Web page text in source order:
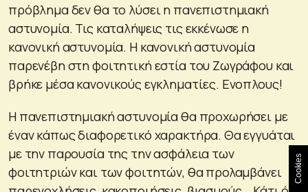
πρόβλημα δεν θα το λύσει η πανεπιστημιακή
αστυνομία. Τις καταλήψεις τις εκκένωσε η
κανονική αστυνομία. Η κανονική αστυνομία
παρενέβη στη φοιτητική εστία του Ζωγράφου και
βρήκε μέσα κανονικούς εγκληματίες. Ενοπλους!
Η πανεπιστημιακή αστυνομία θα προχωρήσει με
έναν κάπως διαφορετικό χαρακτήρα. Θα εγγυάται
με την παρουσία της την ασφάλεια των
φοιτητριών και των φοιτητών, θα προλαμβάνει
Cookies